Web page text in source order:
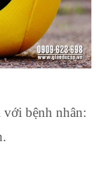
bệnh nhân: